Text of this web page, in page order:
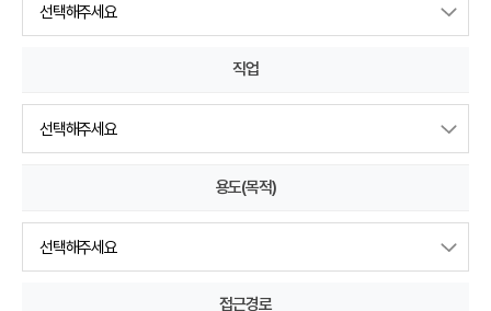
직업
용도(목적)
접근경로